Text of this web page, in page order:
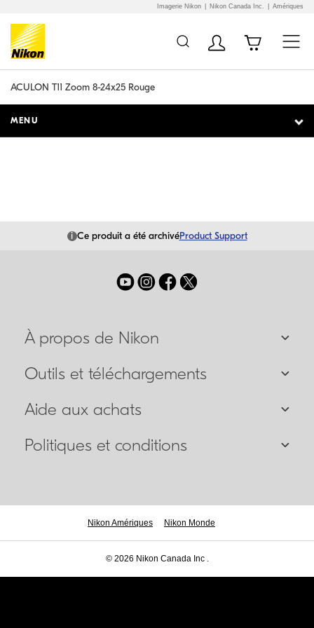
Skip to Main Content
Imagerie Nikon Nikon Canada Inc. Amériques
ACULON T11 Zoom 8-24x25 Rouge
MENU
i Ce produit a été archivéProduct Support
À propos de Nikon
Outils et téléchargements
Aide aux achats
Politiques et conditions
Nikon Amériques Nikon Monde
© 2026 Nikon Canada Inc .